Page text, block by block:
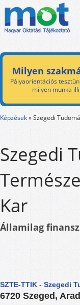
Milyen
Pályaorientációs
milyen munka
Képzések»Szegedi
Szegedi
Kar
Államilag
SZTE-TTIK - Szegedi
6720 Szeged,